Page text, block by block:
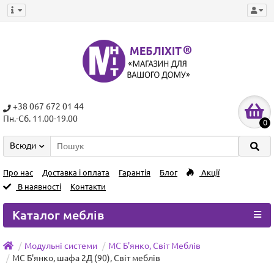
+38 067 672 01 44
Пн.-Сб. 11.00-19.00
0
Всюди
Про нас Доставка і оплата Гарантія Блог
Акції
В наявності
Контакти
Каталог меблів
Модульні системи
МС Б'янко, Світ Меблів
МC Б'янко, шафа 2Д (90), Світ меблів